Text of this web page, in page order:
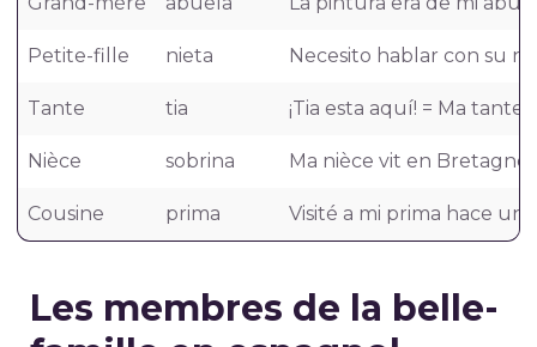
Petite-fille nieta Necesito hablar con su
Tante tia ¡Tia esta aquí! = Ma tante
Nièce sobrina Ma nièce vit en Bretagne
Cousine prima Visité a mi prima hace
Les membres de la belle-